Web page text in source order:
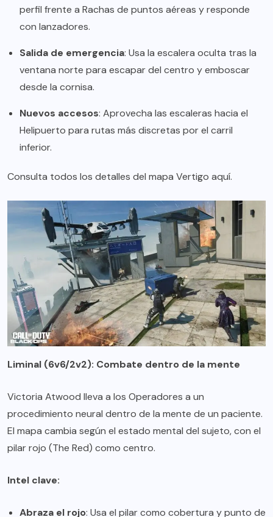
perfil frente a Rachas de puntos aéreas y responde
con lanzadores.
Salida de emergencia: Usa la escalera oculta tras la
ventana norte para escapar del centro y emboscar
desde la cornisa.
Nuevos accesos: Aprovecha las escaleras hacia el
Helipuerto para rutas más discretas por el carril
inferior.
Consulta todos los detalles del mapa Vertigo aquí.
Liminal (6v6/2v2): Combate dentro de la mente
Victoria Atwood lleva a los Operadores a un
procedimiento neural dentro de la mente de un paciente.
El mapa cambia según el estado mental del sujeto, con el
pilar rojo (The Red) como centro.
Intel clave:
Abraza el rojo: Usa el pilar como cobertura y punto de